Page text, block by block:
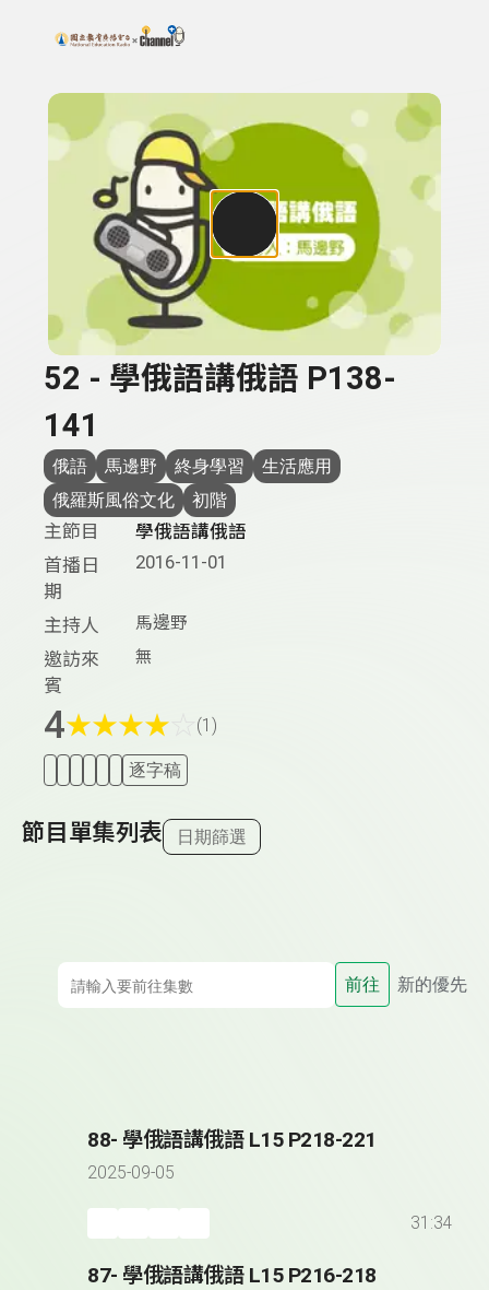
上方功能區塊
搜尋關鍵字：可輸入節目名稱、主持人或關鍵字
52 - 學俄語講俄語 P138-
141
俄語 馬邊野 終身學習
生活應用
俄羅斯風俗文化
初階
主節目
學俄語講俄語
首播日
期
2016-11-01
主持人 馬邊野
邀訪來
賓
無
4★★★★ (1)
逐字稿
節目單集列表 日期篩選
前往 新的優先
88- 學俄語講俄語 L15 P218-221
2025-09-05
31:34
87- 學俄語講俄語 L15 P216-218